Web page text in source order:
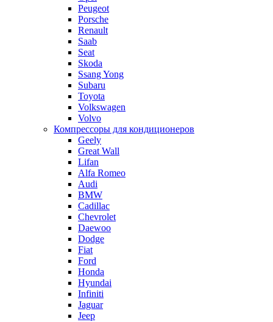
Peugeot
Porsche
Renault
Saab
Seat
Skoda
Ssang Yong
Subaru
Toyota
Volkswagen
Volvo
Компрессоры для кондиционеров
Geely
Great Wall
Lifan
Alfa Romeo
Audi
BMW
Cadillac
Chevrolet
Daewoo
Dodge
Fiat
Ford
Honda
Hyundai
Infiniti
Jaguar
Jeep